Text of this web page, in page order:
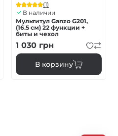
(1)
В наличии
Мультитул Ganzo G201,
(16.5 см) 22 функции +
биты и чехол
1 030 грн
В корзину